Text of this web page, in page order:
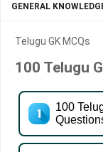
GENERAL
Telugu GK MCQs
100 Telugu
100